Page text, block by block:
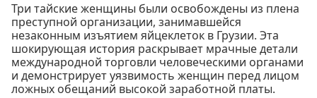
Три тайские женщины были освобождены из плена
преступной организации, занимавшейся
незаконным изъятием яйцеклеток в Грузии. Эта
шокирующая история раскрывает мрачные детали
международной торговли человеческими органами
и демонстрирует уязвимость женщин перед лицом
ложных обещаний высокой заработной платы.